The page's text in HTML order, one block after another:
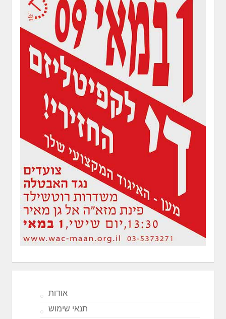
אודות
תנאי שימוש